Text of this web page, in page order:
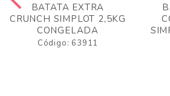
BATATA EXTRA
CRUNCH SIMPLOT 2,5KG
CONGELADA
Código: 63911